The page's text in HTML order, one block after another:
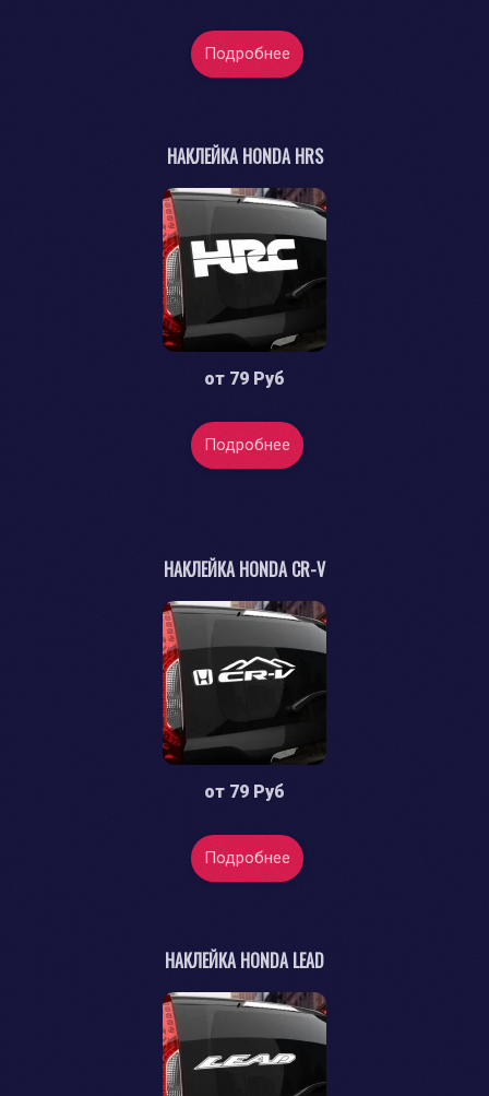
Подробнее
НАКЛЕЙКА HONDA HRS
от 79 Руб
Подробнее
НАКЛЕЙКА HONDA CR-V
от 79 Руб
Подробнее
НАКЛЕЙКА HONDA LEAD